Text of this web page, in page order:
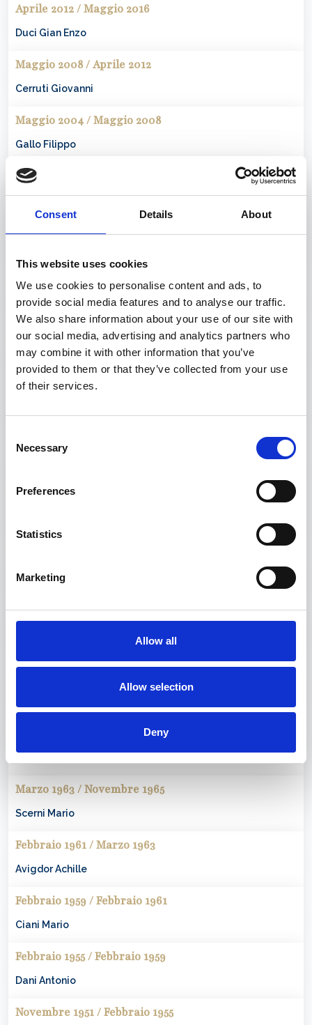
Consent Details About
This website uses cookies
We use cookies to personalise content and ads, to
provide social media features and to analyse our traffic.
We also share information about your use of our site with
our social media, advertising and analytics partners who
may combine it with other information that you’ve
provided to them or that they’ve collected from your use
of their services.
Selection
Necessary
Preferences
Statistics
Marketing
Allow all
Allow selection
Deny
Aprile 2012 / Maggio 2016
Duci Gian Enzo
Maggio 2008 / Aprile 2012
Cerruti Giovanni
Maggio 2004 / Maggio 2008
Gallo Filippo
Aprile 2000 / Maggio 2004
SchenoneGiulio
Marzo 1996 / Aprile 2000
Marzo 1992 / Marzo 1996
Negri
Marzo 1988 / Marzo 1992
Cignolini Marcello
Maggio 1980 / Maggio 1984
MontaleRenzo
Marzo 1974 / Maggio 1976
Novembre 1965 / Giugno 1971
Marzo 1963 / Novembre 1965
Scerni Mario
Febbraio 1961 / Marzo 1963
AvigdorAchille
Febbraio 1959 / Febbraio 1961
Ciani Mario
Febbraio 1955 / Febbraio 1959
Dani Antonio
Novembre 1951 / Febbraio 1955